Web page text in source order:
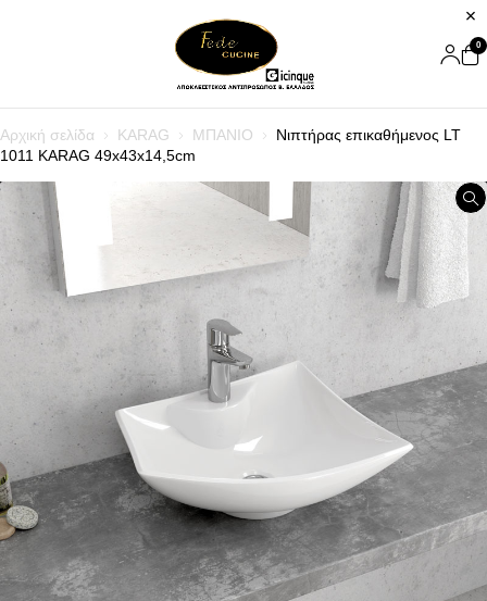
0
Αρχική σελίδα KARAG ΜΠΑΝΙΟ
Νιπτήρας επικαθήμενος LT
1011 KARAG 49x43x14,5cm